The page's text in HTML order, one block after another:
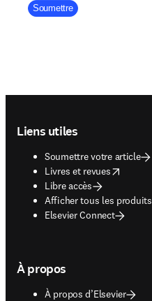
Company Division
Soumettre
Liens utiles
Soumettre votre article
Livres et revues
opens in new tab/window
Libre accès
Afficher tous les produits
Elsevier Connect
À propos
À propos d’Elsevier